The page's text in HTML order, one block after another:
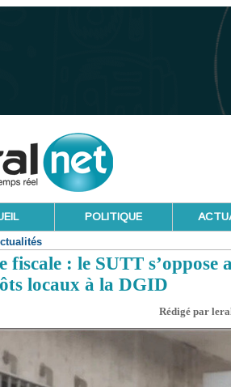
POLITIQUE
fiscale : le SUTT
locaux à la DGID
Rédigé par